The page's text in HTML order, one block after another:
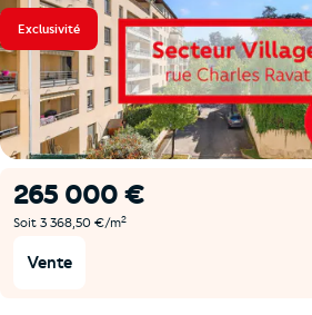
Exclusivité
265 000 €
Soit 3 368,50 €/m2
Vente